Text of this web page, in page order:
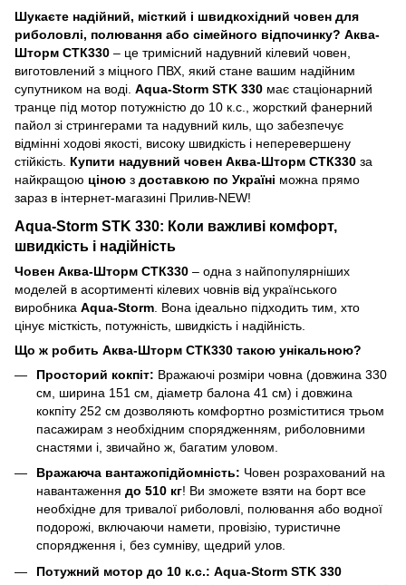
Шукаєте надійний, місткий і швидкохідний човен для
риболовлі, полювання або сімейного відпочинку? Аква-
Шторм СТК330 – це тримісний надувний кілевий човен,
виготовлений з міцного ПВХ, який стане вашим надійним
супутником на воді. Aqua-Storm STK 330 має стаціонарний
транце під мотор потужністю до 10 к.с., жорсткий фанерний
пайол зі стрингерами та надувний киль, що забезпечує
відмінні ходові якості, високу швидкість і неперевершену
стійкість. Купити надувний човен Аква-Шторм СТК330 за
найкращою ціною з доставкою по Україні можна прямо
зараз в інтернет-магазині Прилив-NEW!
Aqua-Storm STK 330: Коли важливі комфорт,
швидкість і надійність
Човен Аква-Шторм СТК330 – одна з найпопулярніших
моделей в асортименті кілевих човнів від українського
виробника Aqua-Storm . Вона ідеально підходить тим, хто
цінує місткість, потужність, швидкість і надійність.
Що ж робить Аква-Шторм СТК330 такою унікальною?
Просторий кокпіт: Вражаючі розміри човна (довжина 330
см, ширина 151 см, діаметр балона 41 см) і довжина
кокпіту 252 см дозволяють комфортно розміститися трьом
пасажирам з необхідним спорядженням, риболовними
снастями і, звичайно ж, багатим уловом.
Вражаюча вантажопідйомність: Човен розрахований на
навантаження до 510 кг! Ви зможете взяти на борт все
необхідне для тривалої риболовлі, полювання або водної
подорожі, включаючи намети, провізію, туристичне
спорядження і, без сумніву, щедрий улов.
Потужний мотор до 10 к.с.: Aqua-Storm STK 330